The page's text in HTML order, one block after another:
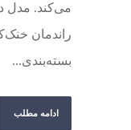
می‌کند. مدل
راندمان
بسته‌بندی...
ادامه مطلب